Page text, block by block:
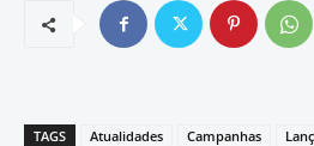
TAGS Atualidades Campanhas